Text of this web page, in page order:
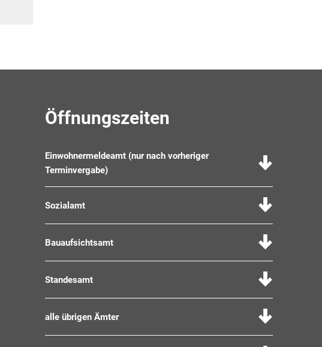
Öffnungszeiten
Einwohnermeldeamt (nur nach vorheriger
Terminvergabe)
Sozialamt
Bauaufsichtsamt
Standesamt
alle übrigen Ämter